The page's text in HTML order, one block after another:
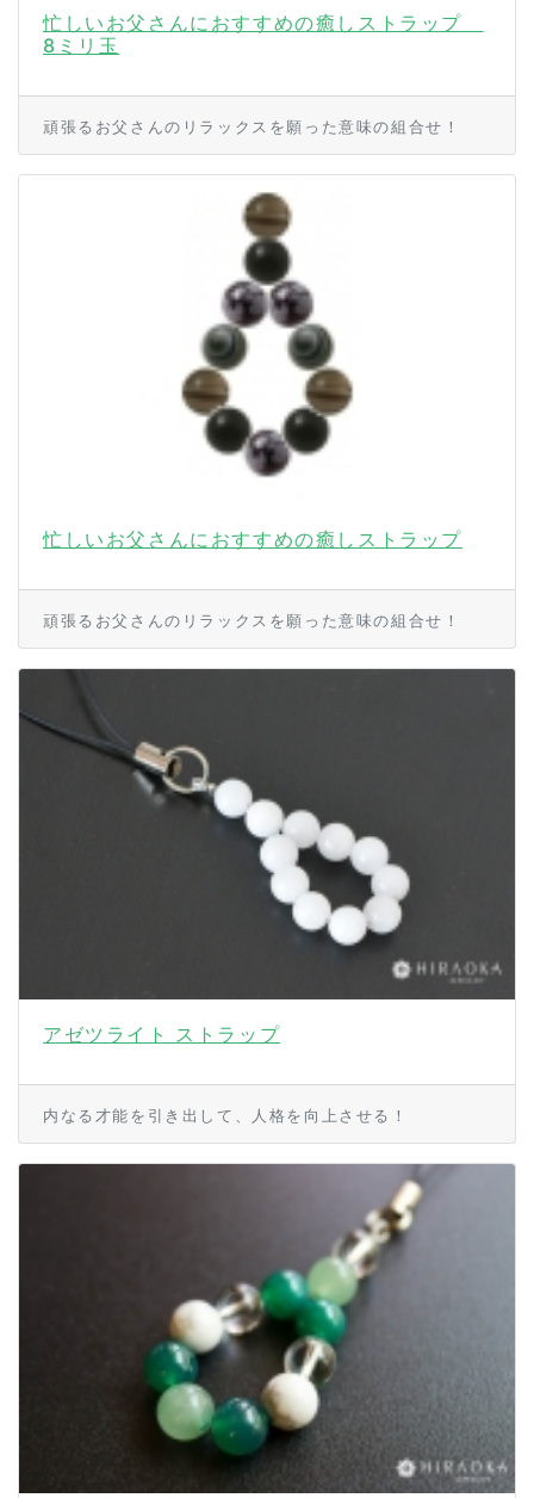
忙しいお父さんにおすすめの癒しストラップ
8ミリ玉
頑張るお父さんのリラックスを願った意味の組合せ！
忙しいお父さんにおすすめの癒しストラップ
頑張るお父さんのリラックスを願った意味の組合せ！
アゼツライト ストラップ
内なる才能を引き出して、人格を向上させる！